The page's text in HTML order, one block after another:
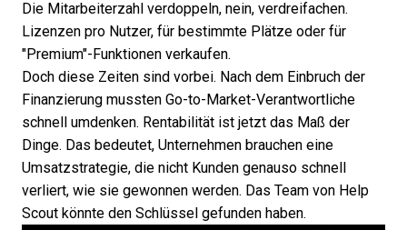
Die Mitarbeiterzahl verdoppeln, nein, verdreifachen.
Lizenzen pro Nutzer, für bestimmte Plätze oder für
"Premium"-Funktionen verkaufen.
Doch diese Zeiten sind vorbei. Nach dem Einbruch der
Finanzierung mussten Go-to-Market-Verantwortliche
schnell umdenken. Rentabilität ist jetzt das Maß der
Dinge. Das bedeutet, Unternehmen brauchen eine
Umsatzstrategie, die nicht Kunden genauso schnell
verliert, wie sie gewonnen werden. Das Team von Help
Scout könnte den Schlüssel gefunden haben.